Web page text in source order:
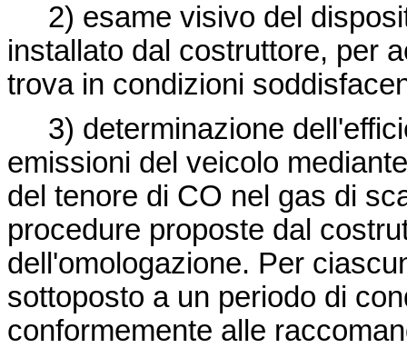
2) esame visivo del
installato dal costruttore, per
trova in condizioni
3) determinazione
emissioni del veicolo
del tenore di CO nel gas di
procedure proposte dal
dell'omologazione. Per
sottoposto a un periodo di
conformemente alle